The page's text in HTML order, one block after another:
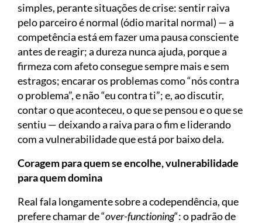
simples, perante situações de crise: sentir raiva
pelo parceiro é normal (ódio marital normal) — a
competência está em fazer uma pausa consciente
antes de reagir; a dureza nunca ajuda, porque a
firmeza com afeto consegue sempre mais e sem
estragos; encarar os problemas como “nós contra
o problema”, e não “eu contra ti”; e, ao discutir,
contar o que aconteceu, o que se pensou e o que se
sentiu — deixando a raiva para o fim e liderando
com a vulnerabilidade que está por baixo dela.
Coragem para quem se encolhe, vulnerabilidade
para quem domina
Real fala longamente sobre a codependência, que
prefere chamar de “over-functioning“: o padrão de